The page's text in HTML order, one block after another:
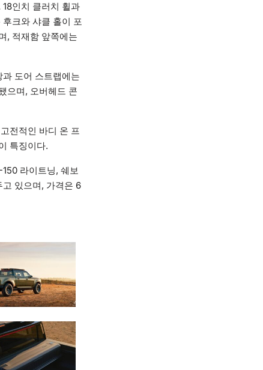
인치 클러치 휠과
크와 샤클 홀이 포
, 적재함 앞쪽에는
도어 스트랩에는
으며, 오버헤드 콘
전적인 바디 온 프
특징이다.
라이트닝, 쉐보
있으며, 가격은 6